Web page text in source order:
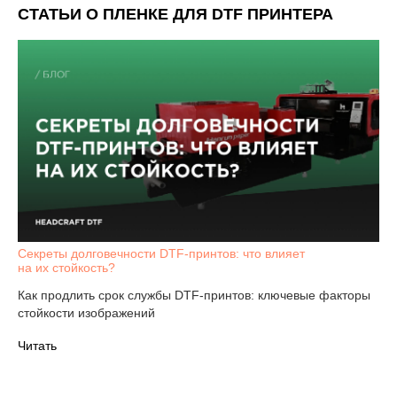
СТАТЬИ О ПЛЕНКЕ ДЛЯ DTF ПРИНТЕРА
Секреты долговечности DTF-принтов: что влияет
на их стойкость?
Как продлить срок службы DTF-принтов: ключевые факторы
стойкости изображений
Читать
Выбрать расходные материалы